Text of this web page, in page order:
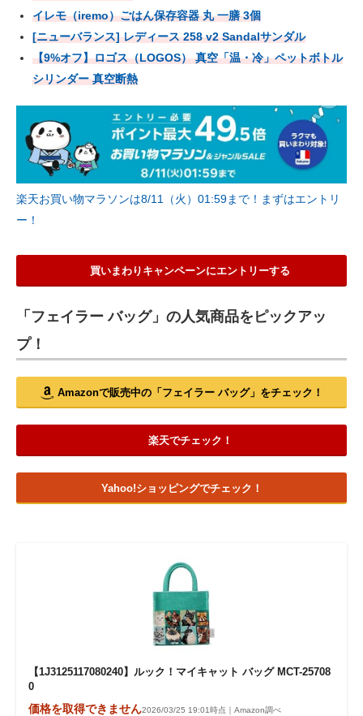
イレモ（iremo）ごはん保存容器 丸 一膳 3個
[ニューバランス] レディース 258 v2 Sandalサンダル
【9%オフ】ロゴス（LOGOS） 真空「温・冷」ペットボトル
シリンダー 真空断熱
楽天お買い物マラソンは8/11（火）01:59まで！まずはエントリ
ー！
買いまわりキャンペーンにエントリーする
「フェイラー バッグ」の人気商品をピックアッ
プ！
Amazonで販売中の「フェイラー バッグ」をチェック！
楽天でチェック！
Yahoo!ショッピングでチェック！
【1J3125117080240】ルック！マイキャット バッグ MCT-25708
0
価格を取得できません2026/03/25 19:01時点｜Amazon調べ